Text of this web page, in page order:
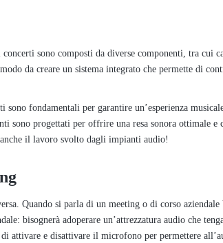
sono composti da diverse componenti, tra cui
da creare un sistema integrato che permette di
fondamentali per garantire un’esperienza
sono progettati per offrire una resa sonora ottimale
il lavoro svolto dagli impianti audio!
Quando si parla di un meeting o di corso
bisognerà adoperare un’attrezzatura audio che
attivare e disattivare il microfono per permettere